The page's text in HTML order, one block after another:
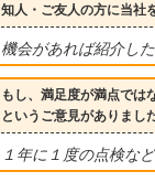
知人・ご友人の方に当社
機会があれば紹介した
もし、満足度が満点では
というご意見がありまし
１年に１度の点検な